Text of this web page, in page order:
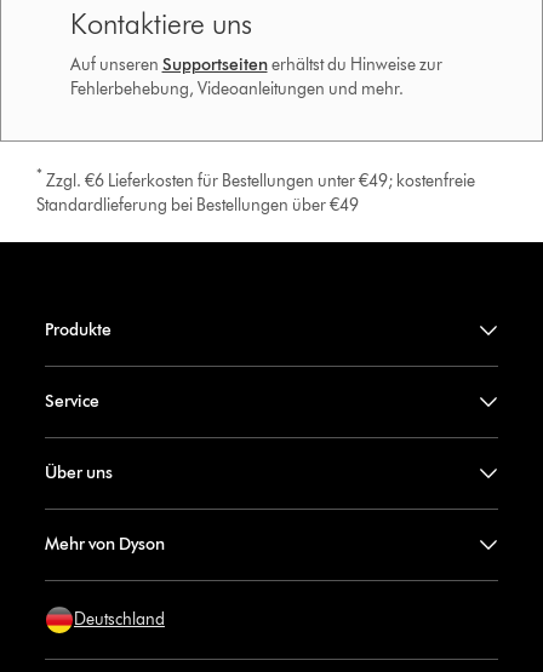
Kontaktiere uns
Auf unseren Supportseiten erhältst du Hinweise zur
Fehlerbehebung, Videoanleitungen und mehr.
* Zzgl. €6 Lieferkosten für Bestellungen unter €49; kostenfreie
Standardlieferung bei Bestellungen über €49
Produkte
Service
Über uns
Mehr von Dyson
Deutschland